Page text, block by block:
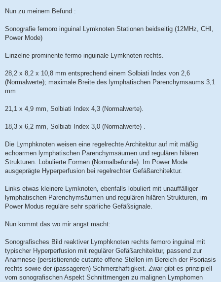
Nun zu meinem Befund :
Sonografie femoro inguinal Lymknoten Stationen beidseitig (12MHz, CHI,
Power Mode)
Einzelne prominente fermo inguinale Lymknoten rechts.
28,2 x 8,2 x 10,8 mm entsprechend einem Solbiati Index von 2,6
(Normalwerte); maximale Breite des lymphatischen Parenchymsaums 3,1
mm
21,1 x 4,9 mm, Solbiati Index 4,3 (Normalwerte).
18,3 x 6,2 mm, Solbiati Index 3,0 (Normalwerte) .
Die Lymphknoten weisen eine regelrechte Architektur auf mit mäßig
echoarmen lymphatischen Parenchymsäumen und regulären hilären
Strukturen. Lobulierte Formen (Normalbefunde). Im Power Mode
ausgeprägte Hyperperfusion bei regelrechter Gefäßarchitektur.
Links etwas kleinere Lymknoten, ebenfalls lobuliert mit unauffälliger
lymphatischen Parenchymsäumen und regulären hilären Strukturen, im
Power Modus reguläre sehr spärliche Gefäßsignale.
Nun kommt das wo mir angst macht:
Sonografisches Bild reaktiver Lymphknoten rechts femoro inguinal mit
typischer Hyperperfusion mit regulärer Gefäßarchitektur, passend zur
Anamnese (persistierende cutante offene Stellen im Bereich der Psoriasis
rechts sowie der (passageren) Schmerzhaftigkeit. Zwar gibt es prinzipiell
vom sonografischen Aspekt Schnittmengen zu malignen Lymphomen